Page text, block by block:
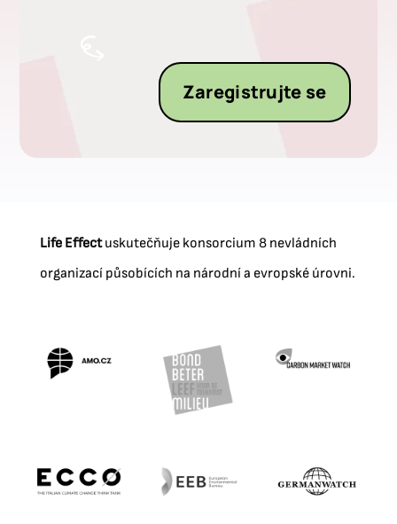
Zaregistrujte se
Life Effectuskutečňuje konsorcium 8 nevládních
organizací působících na národní a evropské úrovni.